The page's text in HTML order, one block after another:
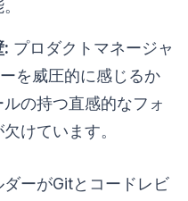
: プロダクトマネージャ
を威圧的に感じるか
の持つ直感的なフォ
けています。
ーがGitとコードレビ